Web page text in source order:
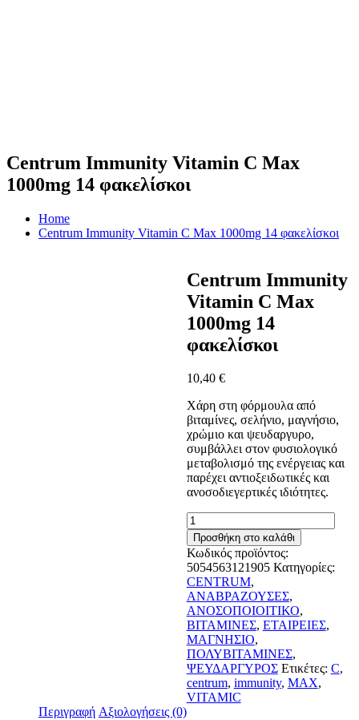
Centrum Immunity Vitamin C Max
1000mg 14 φακελίσκοι
Home
Centrum Immunity Vitamin C Max 1000mg 14 φακελίσκοι
Centrum Immunity
Vitamin C Max
1000mg 14
φακελίσκοι
10,40 €
Χάρη στη φόρμουλα από
βιταμίνες, σελήνιο, μαγνήσιο,
χρώμιο και ψευδαργυρο,
συμβάλλει στον φυσιολογικό
μεταβολισμό της ενέργειας και
παρέχει αντιοξειδωτικές και
ανοσοδιεγερτικές ιδιότητες.
Centrum
Immunity
Vitamin
C
Max
1000mg
14
φακελίσκοι
ποσότητα
Προσθήκη στο καλάθι
Κωδικός προϊόντος:
5054563121905 Κατηγορίες:
CENTRUM,
ΑΝΑΒΡΑΖΟΥΣΕΣ,
ΑΝΟΣΟΠΟΙΟΙΤΙΚΟ,
ΒΙΤΑΜΙΝΕΣ, ΕΤΑΙΡΕΙΕΣ,
ΜΑΓΝΗΣΙΟ,
ΠΟΛΥΒΙΤΑΜΙΝΕΣ,
ΨΕΥΔΑΡΓΥΡΟΣ Ετικέτες: C,
centrum, immunity, MAX,
VITAMIC
Περιγραφή Αξιολογήσεις (0)